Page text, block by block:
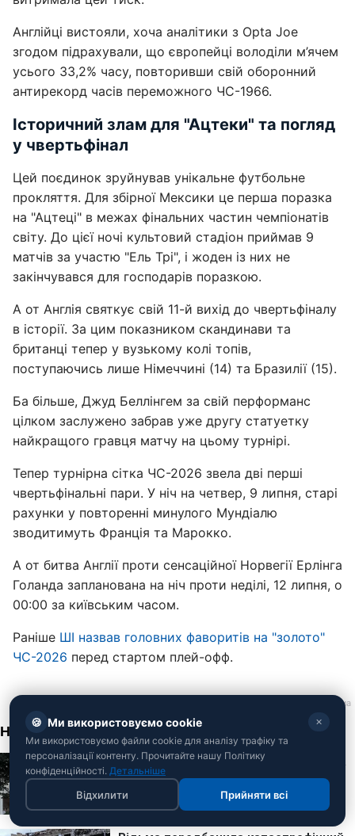
Англійці вистояли, хоча аналітики з Opta Joe
згодом підрахували, що європейці володіли м’ячем
усього 33,2% часу, повторивши свій оборонний
антирекорд часів переможного ЧС-1966.
Історичний злам для "Ацтеки" та погляд
у чвертьфінал
Цей поєдинок зруйнував унікальне футбольне
прокляття. Для збірної Мексики це перша поразка
на "Ацтеці" в межах фінальних частин чемпіонатів
світу. До цієї ночі культовий стадіон приймав 9
матчів за участю "Ель Трі", і жоден із них не
закінчувався для господарів поразкою.
А от Англія святкує свій 11-й вихід до чвертьфіналу
в історії. За цим показником скандинави та
британці тепер у вузькому колі топів,
поступаючись лише Німеччині (14) та Бразилії (15).
Ба більше, Джуд Беллінгем за свій перформанс
цілком заслужено забрав уже другу статуетку
найкращого гравця матчу на цьому турнірі.
Тепер турнірна сітка ЧС-2026 звела дві перші
чвертьфінальні пари. У ніч на четвер, 9 липня, старі
рахунки у повторенні минулого Мундіалю
зводитимуть Франція та Марокко.
А от битва Англії проти сенсаційної Норвегії Ерлінга
Голанда запланована на ніч проти неділі, 12 липня, о
00:00 за київським часом.
Раніше ШІ назвав головних фаворитів на "золото"
ЧС-2026 перед стартом плей-офф.
🍪 Ми використовуємо cookie ✕
Ми використовуємо файли cookie для аналізу трафіку та
персоналізації контенту. Прочитайте нашу Політику
конфіденційності. Детальніше
Відхилити Прийняти всі